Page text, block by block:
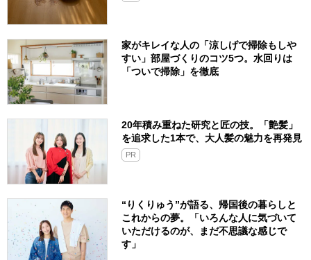
家がキレイな人の「涼しげで掃除もしや
すい」部屋づくりのコツ5つ。水回りは
「ついで掃除」を徹底
20年積み重ねた研究と匠の技。「艶髪」
を追求した1本で、大人髪の魅力を再発見
PR
“りくりゅう”が語る、帰国後の暮らしと
これからの夢。「いろんな人に気づいて
いただけるのが、まだ不思議な感じで
す」